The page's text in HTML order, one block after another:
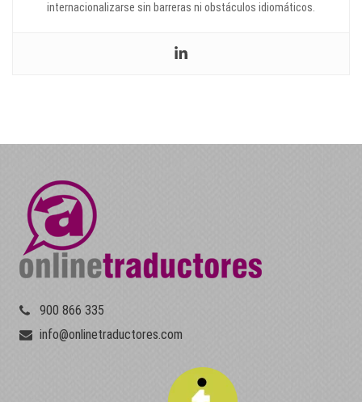
internacionalizarse sin barreras ni obstáculos idiomáticos.
900 866 335
info@onlinetraductores.com